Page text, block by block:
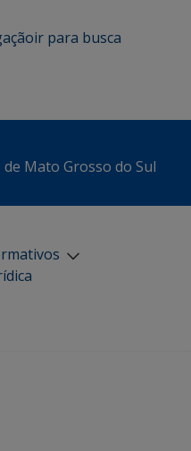
ir para busca
Mato Grosso do Sul